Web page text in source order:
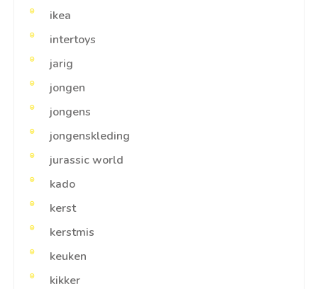
ikea
intertoys
jarig
jongen
jongens
jongenskleding
jurassic world
kado
kerst
kerstmis
keuken
kikker